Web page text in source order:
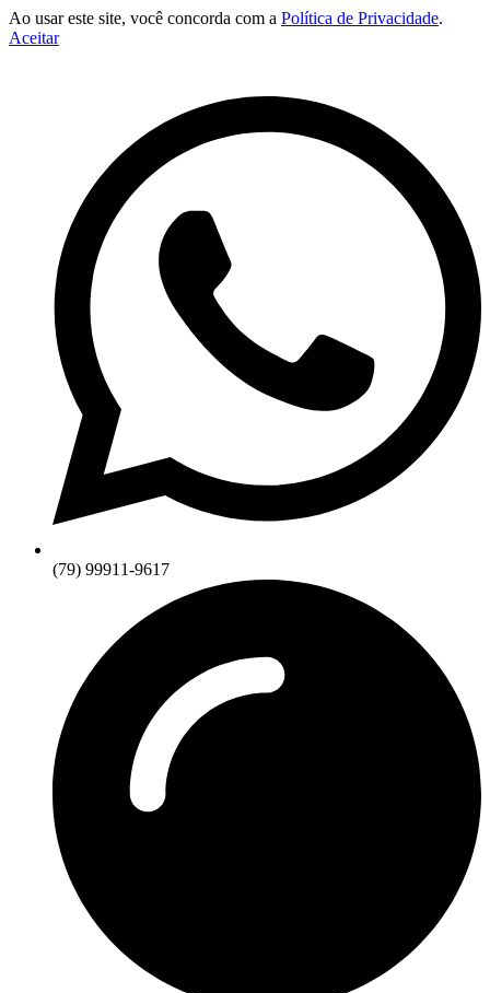
Ao usar este site, você concorda com a Política de Privacidade.
Aceitar
(79) 99911-9617